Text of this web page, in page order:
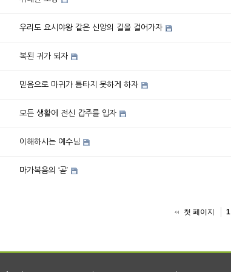
우리도 요시야왕 같은 신앙의 길을 걸어가자
복된 귀가 되자
믿음으로 마귀가 틈타지 못하게 하자
모든 생활에 전신 갑주를 입자
이해하시는 예수님
마가복음의 ‘곧’
첫 페이지 1